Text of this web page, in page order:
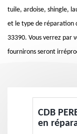
tuile, ardoise, shingle,
et le type de réparation
33390. Vous verrez par
fournirons seront
CDB
en